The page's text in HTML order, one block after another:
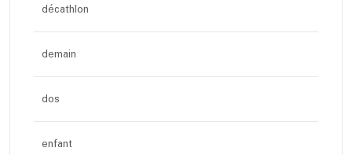
décathlon
demain
dos
enfant